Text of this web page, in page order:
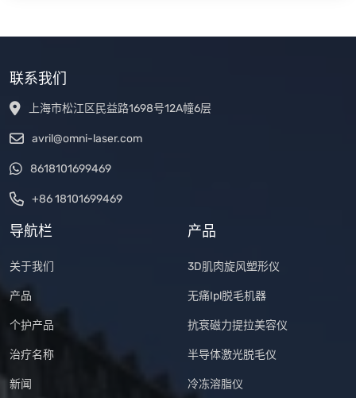
联系我们
上海市松江区民益路1698号12A幢6层
avril@omni-laser.com
8618101699469
+86 18101699469
导航栏
关于我们
产品
个护产品
治疗名称
新闻
产品
3D肌肉旋风塑形仪
无痛Ipl脱毛机器
抗衰磁力提拉美容仪
半导体激光脱毛仪
冷冻溶脂仪